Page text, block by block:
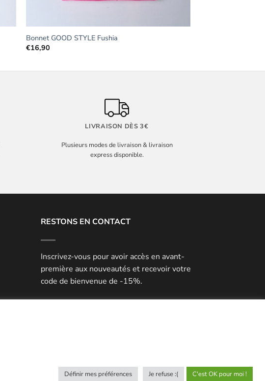
Bonnet GOOD STYLE Fushia
€16,90
LIVRAISON DÈS 3€
Plusieurs modes de livraison & livraison
express disponible.
RESTONS EN CONTACT
Inscrivez-vous pour avoir accès en avant-
première aux nouveautés et recevoir votre
code de bienvenue de -15%.
Définir mes préférences Je refuse :( C'est OK pour moi !